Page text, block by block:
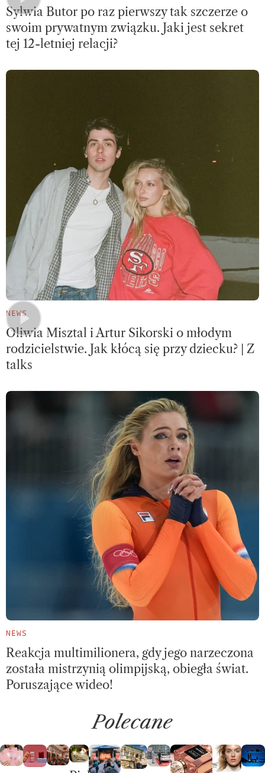
Sylwia Butor po raz pierwszy tak szczerze o
swoim prywatnym związku. Jaki jest sekret
tej 12-letniej relacji?
NEWS
Oliwia Misztal i Artur Sikorski o młodym
rodzicielstwie. Jak kłócą się przy dziecku? | Z
talks
NEWS
Reakcja multimilionera, gdy jego narzeczona
została mistrzynią olimpijską, obiegła świat.
Poruszające wideo!
Polecane